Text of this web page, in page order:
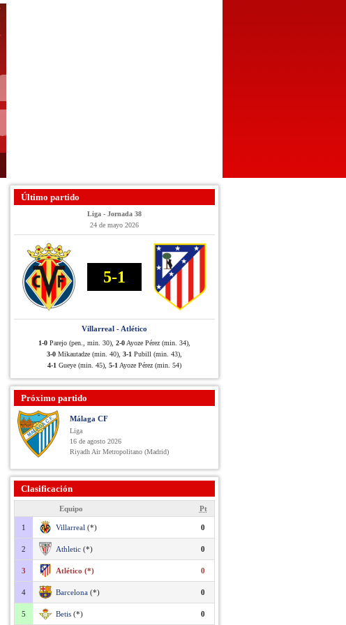
Último partido
Liga - Jornada 38
24 de mayo 2026
5-1
Villarreal - Atlético
1-0 Parejo (pen., min. 30), 2-0 Ayoze Pérez (min. 34),
3-0 Mikautadze (min. 40), 3-1 Pubill (min. 43),
4-1 Gueye (min. 45), 5-1 Ayoze Pérez (min. 54)
Próximo partido
Málaga CF
Liga
16 de agosto 2026
Riyadh Air Metropolitano (Madrid)
Clasificación
Equipo Pt
1 Villarreal (*) 0
2 Athletic (*) 0
3 Atlético (*) 0
4 Barcelona (*) 0
5 Betis (*) 0